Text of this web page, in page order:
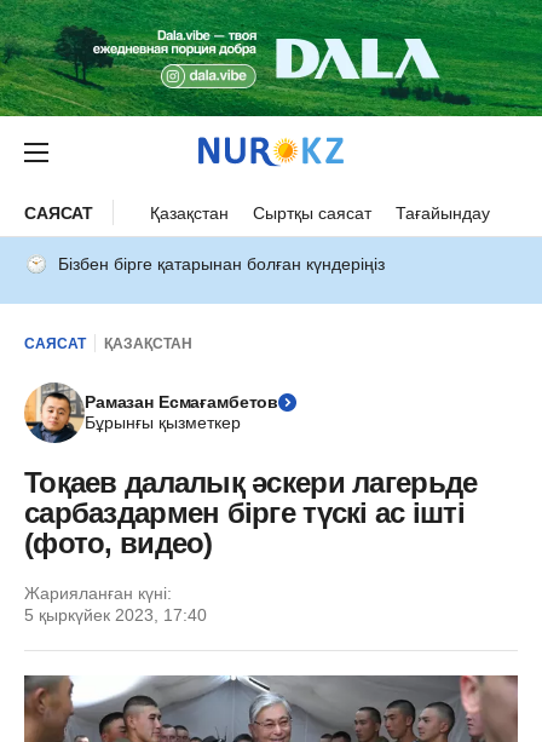
САЯСАТ Қазақстан Сыртқы саясат Тағайындау
Бізбен бірге қатарынан болған күндеріңіз
САЯСАТ ҚАЗАҚСТАН
Рамазан Есмағамбетов
Бұрынғы қызметкер
Тоқаев далалық әскери лагерьде
сарбаздармен бірге түскі ас ішті
(фото, видео)
Жарияланған күні:
5 қыркүйек 2023, 17:40